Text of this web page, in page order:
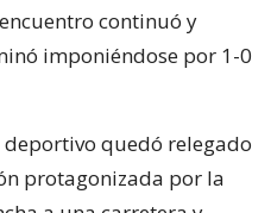
continuó y
imponiéndose por 1-0
quedó relegado
protagonizada por la